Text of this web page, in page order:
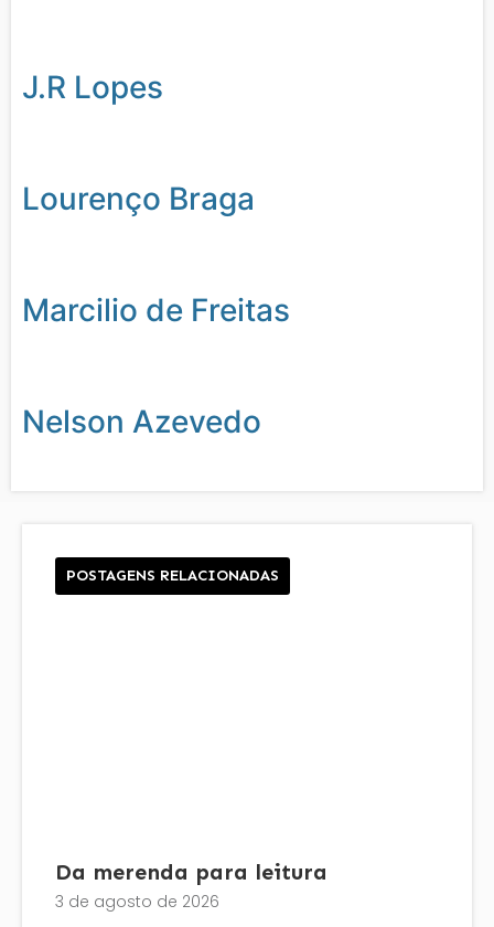
J.R Lopes
Lourenço Braga
Marcilio de Freitas
Nelson Azevedo
POSTAGENS RELACIONADAS
Da merenda para leitura
3 de agosto de 2026